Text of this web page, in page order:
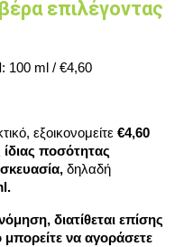
επιλέγοντας
: 100 ml / €4,60
εξοικονομείτε
ίδιας ποσότητας
δηλαδή
διατίθεται επίσης
να αγοράσετε